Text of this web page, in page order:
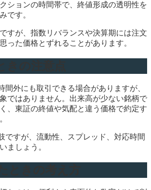
ションの時間帯で、終値形成の透明性を
です。
すが、指数リバランスや決算期には注文
った価格とずれることがあります。
間外にも取引できる場合がありますが、
ではありません。出来高が少ない銘柄で
、東証の終値や気配と違う価格で約定す
ですが、流動性、スプレッド、対応時間
ましょう。